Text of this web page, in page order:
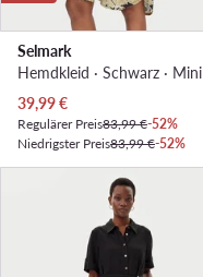
Selmark
Hemdkleid · Schwarz · Mini
Aktueller Preis
39,99€
Regulärer Preis83,99 €-52%
Niedrigster Preis83,99 €-52%